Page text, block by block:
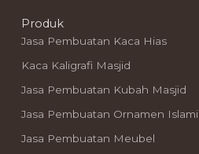
Produk
Jasa Pembuatan Kaca Hias
Kaca Kaligrafi Masjid
Jasa Pembuatan Kubah Masjid
Jasa Pembuatan Ornamen Islami
Jasa Pembuatan Meubel